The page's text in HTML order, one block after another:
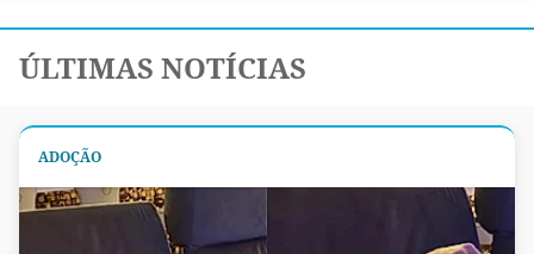
ÚLTIMAS NOTÍCIAS
ADOÇÃO